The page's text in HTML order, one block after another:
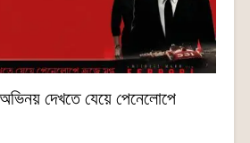
দেখতে যেয়ে পেনেলোপে